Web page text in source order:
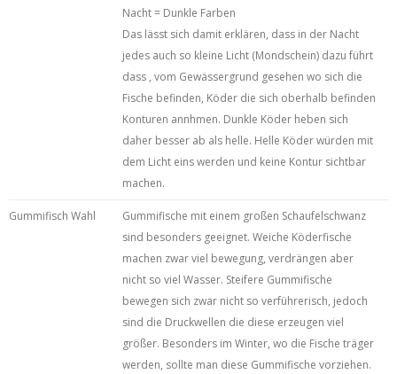
Nacht = Dunkle Farben
Das lässt sich damit erklären, dass in der Nacht
jedes auch so kleine Licht (Mondschein) dazu führt
dass , vom Gewässergrund gesehen wo sich die
Fische befinden, Köder die sich oberhalb befinden
Konturen annhmen. Dunkle Köder heben sich
daher besser ab als helle. Helle Köder würden mit
dem Licht eins werden und keine Kontur sichtbar
machen.
Gummifisch Wahl
Gummifische mit einem großen Schaufelschwanz
sind besonders geeignet. Weiche Köderfische
machen zwar viel bewegung, verdrängen aber
nicht so viel Wasser. Steifere Gummifische
bewegen sich zwar nicht so verführerisch, jedoch
sind die Druckwellen die diese erzeugen viel
größer. Besonders im Winter, wo die Fische träger
werden, sollte man diese Gummifische vorziehen.